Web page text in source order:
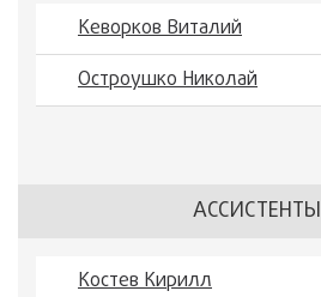
Кеворков Виталий
Остроушко Николай
АССИСТЕНТЫ
Костев Кирилл